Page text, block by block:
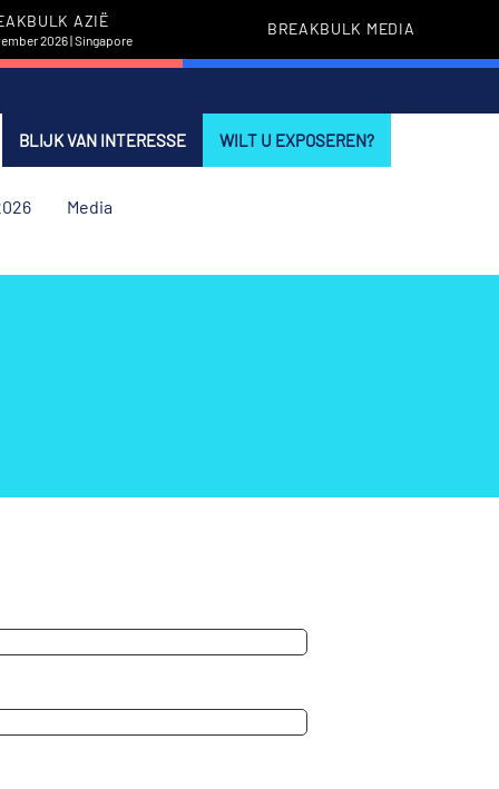
AZIË
2026 | Singapore
BREAKBULK MEDIA
BLIJK VAN INTERESSE WILT U EXPOSEREN?
Media